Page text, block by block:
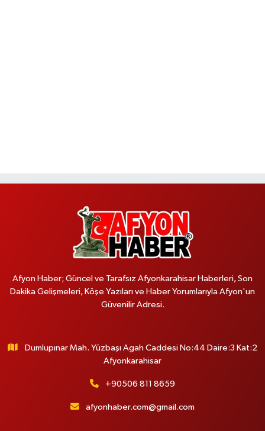
Afyon Haber; Güncel ve Tarafsız Afyonkarahisar Haberleri, Son
Dakika Gelişmeleri, Köşe Yazıları ve Haber Yorumlarıyla Afyon'un
Güvenilir Adresi.
Dumlupınar Mah. Yüzbaşı Agah Caddesi No:44 Daire:3 Kat:2
Afyonkarahisar
+90506 811 8659
afyonhaber.com@gmail.com